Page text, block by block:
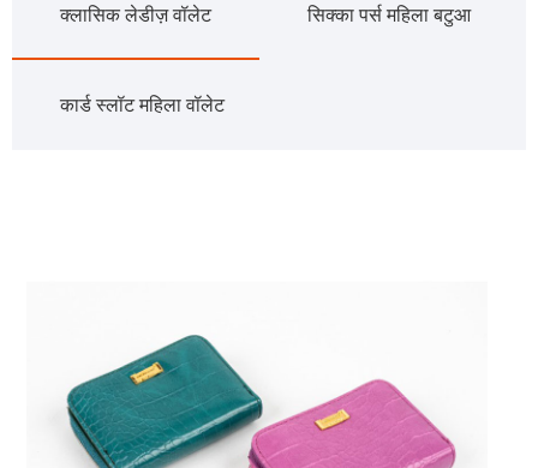
क्लासिक लेडीज़ वॉलेट सिक्का पर्स महिला बटुआ
कार्ड स्लॉट महिला वॉलेट